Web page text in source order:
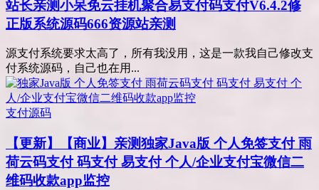
站长亲测小呆免云挂机聚合易支付码支付V6.4.2修
正版系统源码666资源站亲测
源支付系统要求太高了，所有我没用，这是一款我自己修改支
付系统源码，自己也在用...
支付源码
【更新】【商业】亲测独家Java版 个人免签支付 雨
荷云码支付 码支付 易支付 个人/企业支付宝微信二
维码收款app监控